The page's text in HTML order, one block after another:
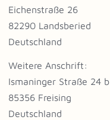
Eichenstraße 26
82290 Landsberied
Deutschland
Weitere Anschrift:
Ismaninger Straße 24 b
85356 Freising
Deutschland